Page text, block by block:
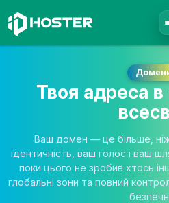
Твоя адреса
Ваш домен — це більше,
ідентичність, ваш голос і ваш
поки цього не зробив хтось
глобальні зони та повний